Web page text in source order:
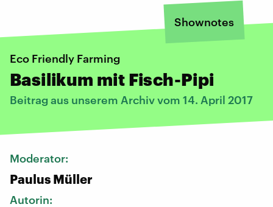
Shownotes
Eco Friendly Farming
Basilikum mit Fisch-Pipi
Beitrag aus unserem Archiv vom 14. April 2017
Moderator:
Paulus Müller
Autorin: